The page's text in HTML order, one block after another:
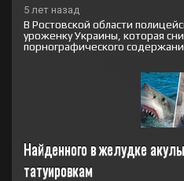
5 лет назад
В Ростовской области
уроженку Украины, которая
порнографического
Найденного в желудке
татуировкам